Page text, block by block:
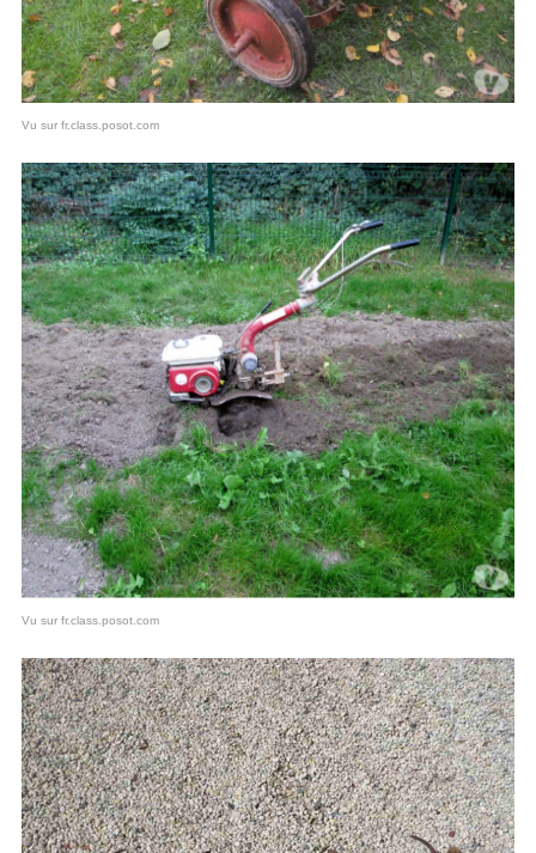
Vu sur fr.class.posot.com
Vu sur fr.class.posot.com